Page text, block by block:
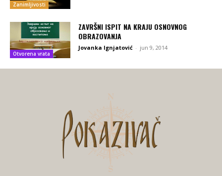
Zanimljivosti
Otvorena vrata
ZAVRŠNI ISPIT NA KRAJU OSNOVNOG
OBRAZOVANJA
Jovanka Ignjatović - jun 9, 2014